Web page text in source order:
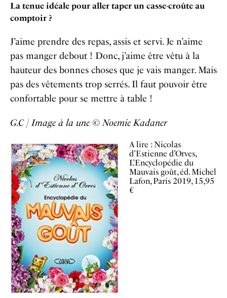
La tenue idéale pour aller taper un casse-croûte au
comptoir ?
J’aime prendre des repas, assis et servi. Je n’aime
pas manger debout ! Donc, j’aime être vêtu à la
hauteur des bonnes choses que je vais manger. Mais
pas des vêtements trop serrés. Il faut pouvoir être
confortable pour se mettre à table !
G.C | Image à la une © Noemie Kadaner
A lire : Nicolas
d’Estienne d’Orves,
L’Encyclopédie du
Mauvais goût, éd. Michel
Lafon, Paris 2019, 15,95
€